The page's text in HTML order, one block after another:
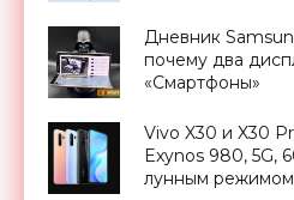
зарядкой на 55
«Смартфоны»
Дневник
почему два
«Смартфоны»
Vivo X30 и X30
Exynos 980, 5G,
лунным